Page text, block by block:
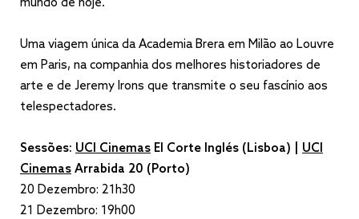
mundo de hoje.
Uma viagem única da Academia Brera em Milão ao Louvre
em Paris, na companhia dos melhores historiadores de
arte e de Jeremy Irons que transmite o seu fascínio aos
telespectadores.
Sessões: UCI Cinemas El Corte Inglés (Lisboa) | UCI
Cinemas Arrabida 20 (Porto)
20 Dezembro: 21h30
21 Dezembro: 19h00